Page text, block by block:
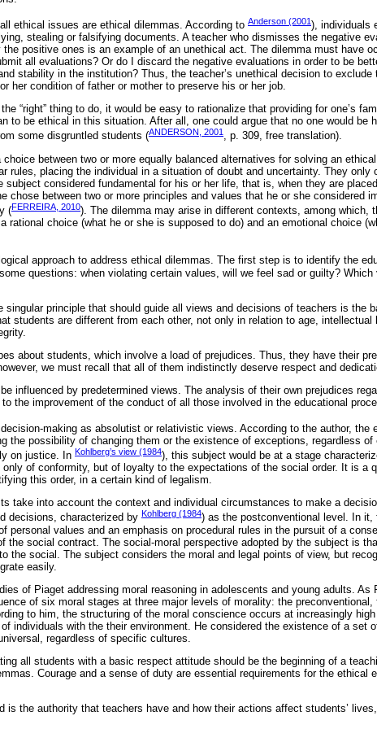
ethical issues are ethical dilemmas. According to Anderson (2001), individuals
stealing or falsifying documents. A teacher who dismisses the negative
positive ones is an example of an unethical act. The dilemma must have
all evaluations? Or do I discard the negative evaluations in order to be
stability in the institution? Thus, the teacher’s unethical decision to exclude
her condition of father or mother to preserve his or her job.
“right” thing to do, it would be easy to rationalize that providing for one’s
to be ethical in this situation. After all, one could argue that no one would be
some disgruntled students (ANDERSON, 2001 , p. 309, free translation).
between two or more equally balanced alternatives for solving an
rules, placing the individual in a situation of doubt and uncertainty. They only
subject considered fundamental for his or her life, that is, when they are
chose between two or more principles and values that he or she considered
(FERREIRA, 2010). The dilemma may arise in different contexts, among which,
rational choice (what he or she is supposed to do) and an emotional choice
approach to address ethical dilemmas. The first step is to identify the
questions: when violating certain values, will we feel sad or guilty? Which
singular principle that should guide all views and decisions of teachers is the
students are different from each other, not only in relation to age, intellectual
about students, which involve a load of prejudices. Thus, they have their
we must recall that all of them indistinctly deserve respect and
influenced by predetermined views. The analysis of their own prejudices
the improvement of the conduct of all those involved in the educational
making as absolutist or relativistic views. According to the author, the
the possibility of changing them or the existence of exceptions, regardless
on justice. In Kohlberg’s view (1984), this subject would be at a stage
of conformity, but of loyalty to the expectations of the social order. It is a
this order, in a certain kind of legalism.
take into account the context and individual circumstances to make a
decisions, characterized by Kohlberg (1984) as the postconventional level. In it,
personal values and an emphasis on procedural rules in the pursuit of a
the social contract. The social-moral perspective adopted by the subject is
the social. The subject considers the moral and legal points of view, but
easily.
of Piaget addressing moral reasoning in adolescents and young adults. As
of six moral stages at three major levels of morality: the preconventional,
to him, the structuring of the moral conscience occurs at increasingly
individuals with the their environment. He considered the existence of a set
regardless of specific cultures.
all students with a basic respect attitude should be the beginning of a
Courage and a sense of duty are essential requirements for the ethical
is the authority that teachers have and how their actions affect students’